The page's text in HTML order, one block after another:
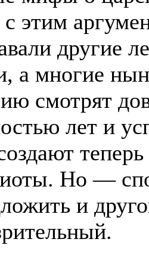
с этим
другие
а многие
смотрят
лет и
Но —
и